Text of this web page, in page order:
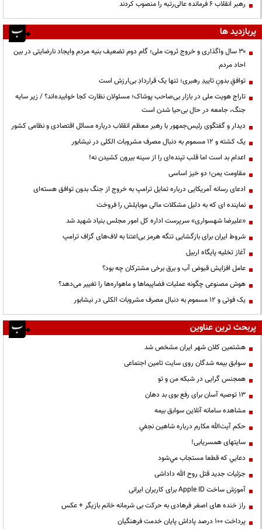
رهبر انقلاب ۶ فرمانده عالی‌رتبه را منصوب کردند
پربازدید ها
۳۰ سال واگذاری و خروج ثروت ملی؛ گام دوم تضعیف بنیه مردم وایجاد نارضایتی در بین
احاد مردم
توافقِ بدونِ تاییدِ رهبری؛ تنها یک قراردادِ بی‌ارزش است
تاراج هویت ملی در بازار بی‌صاحب پوشاک؛ مسئولان نظارت کجا خوابیده‌اند؟ / زیر سایه
جنگ، جامعه در حال بی‌حیا شدن است
دیدار و گفتگوی رئیس‌جمهور با رهبر معظم انقلاب درباره مسائل اقتصادی و نظامی کشور
یک کشته و ۱۲ مسموم به دنبال مصرف مشروبات الکلی در نیشابور
اعدام بد است اما قلب تپنده‌ای را از سینه بیرون کشیدن نه!
مقاومت یمن؛ دو خیز اساسی
ادعای رسانه آمریکایی درباره تمایل ترامپ به خروج از جنگ بدون توافق هسته‌ای
نماینده ای که به دلیل مشکلات مالی موبایلش را فروخت
«علیرضا شهسواری» سرپرست اداره کل امور مجلس بنیاد شهید شد
شروط ایران برای بازگشایی تنگه هرمز بی‌اعتنا به لاف‌های گزاف ترامپ
آغاز تخلیه پایگاه اربیل
عامل افزایش قبوض آب و برق برخی مشترکان چه بود؟
هوش مصنوعی چگونه عملیات فضاپیماها و ماهواره‌ها را تغییر می‌دهد؟
یک فوتی و ۱۲ مسموم به دنبال مصرف مشروبات الکلی در نیشابور
پربحث ترین عناوین
هشتمین کلان شهر ایران مشخص شد
سوابق بیمه شدگان روی سایت تامین اجتماعی
همجنس گرایی در شبکه من و تو
13 توصیه آسان برای رفع بوی بد دهان
مشاهده سامانه آنلاين سوابق بیمه
حكم آيت‌الله مكارم درباره شاهين نجفي
سایتهای همسریابی!
دعايي كه قطعا مستجاب مي‌شود
جزئیات جدید قتل روح الله داداشی
آموزش ساخت Apple ID برای کاربران ایرانی
راز خنده های اصغر فرهادی به حرکت بی شرمانه خانم بازیگر + عکس
پرداخت ۱۰۰ درصد پاداش پایان خدمت فرهنگیان